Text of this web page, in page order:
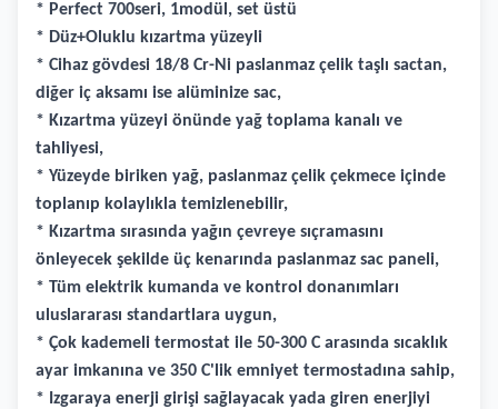
* Perfect 700seri, 1modül, set üstü
* Düz+Oluklu kızartma yüzeyli
* Cihaz gövdesi 18/8 Cr-Ni paslanmaz çelik taşlı sactan,
diğer iç aksamı ise alüminize sac,
* Kızartma yüzeyi önünde yağ toplama kanalı ve
tahliyesi,
* Yüzeyde biriken yağ, paslanmaz çelik çekmece içinde
toplanıp kolaylıkla temizlenebilir,
* Kızartma sırasında yağın çevreye sıçramasını
önleyecek şekilde üç kenarında paslanmaz sac paneli,
* Tüm elektrik kumanda ve kontrol donanımları
uluslararası standartlara uygun,
* Çok kademeli termostat ile 50-300 C arasında sıcaklık
ayar imkanına ve 350 C'lik emniyet termostadına sahip,
* Izgaraya enerji girişi sağlayacak yada giren enerjiyi